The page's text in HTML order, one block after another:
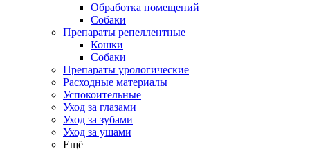
Обработка помещений
Собаки
Препараты репеллентные
Кошки
Собаки
Препараты урологические
Расходные материалы
Успокоительные
Уход за глазами
Уход за зубами
Уход за ушами
Ещё